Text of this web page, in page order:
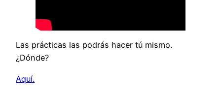
Las prácticas las podrás hacer tú mismo.
¿Dónde?
Aquí.